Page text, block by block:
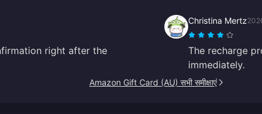
right after the
Christina Mertz
The recharge
immediately.
Amazon Gift Card (AU) सभी समीक्षाएं